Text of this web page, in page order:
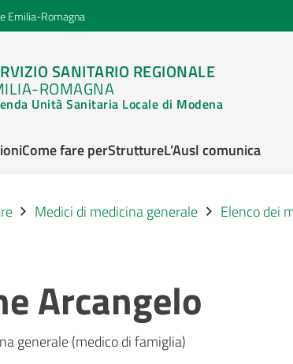
Emilia-Romagna
SANITARIO REGIONALE
ROMAGNA
Unità Sanitaria Locale di Modena
Come fare perStruttureL’Ausl comunica
Medici di medicina generale Elenco dei
Arcangelo
generale (medico di famiglia)